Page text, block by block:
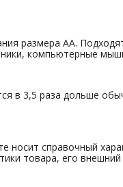
размера АА.
компьютерные
в 3,5 раза дольше
носит справочный
товара, его